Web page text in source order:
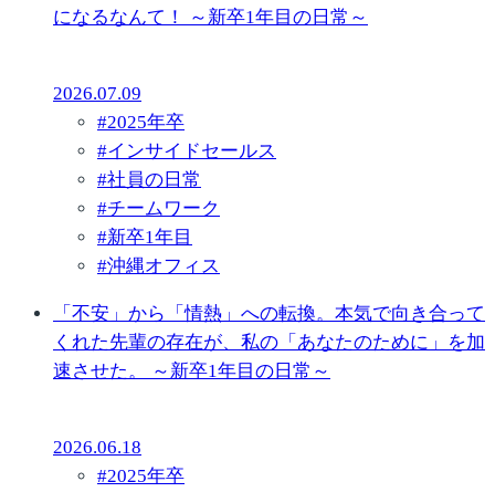
になるなんて！ ～新卒1年目の日常～
2026.07.09
#2025年卒
#インサイドセールス
#社員の日常
#チームワーク
#新卒1年目
#沖縄オフィス
「不安」から「情熱」への転換。本気で向き合って
くれた先輩の存在が、私の「あなたのために」を加
速させた。 ～新卒1年目の日常～
2026.06.18
#2025年卒